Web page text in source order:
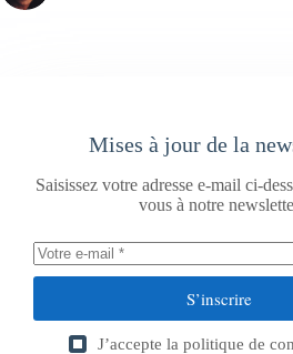
Mises à jour de la
Saisissez votre adresse e-mail ci-
vous à notre
S’inscrire
J’accepte la politique de